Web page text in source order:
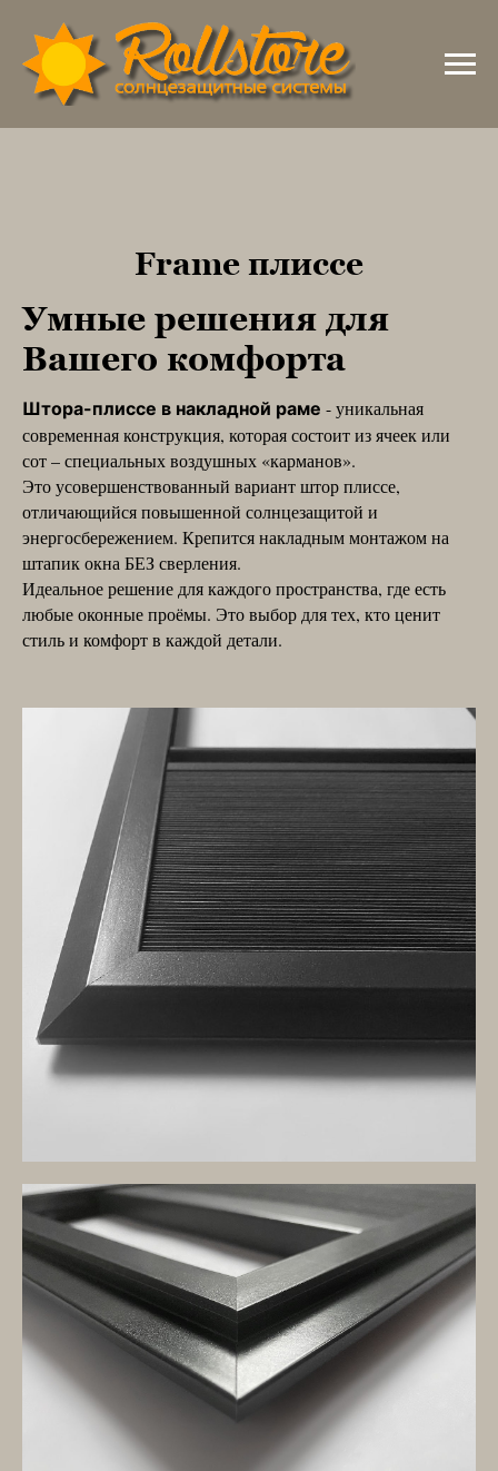
Frame плиссе
Умные решения для
Вашего комфорта
Штора-плиссе в накладной раме - уникальная
современная конструкция, которая состоит из ячеек или
сот – специальных воздушных «карманов».
Это усовершенствованный вариант штор плиссе,
отличающийся повышенной солнцезащитой и
энергосбережением. Крепится накладным монтажом на
штапик окна БЕЗ сверления.
Идеальное решение для каждого пространства, где есть
любые оконные проёмы. Это выбор для тех, кто ценит
стиль и комфорт в каждой детали.